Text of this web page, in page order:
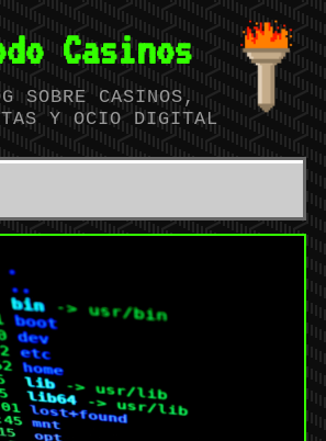
Casinos
SOBRE CASINOS,
Y OCIO DIGITAL